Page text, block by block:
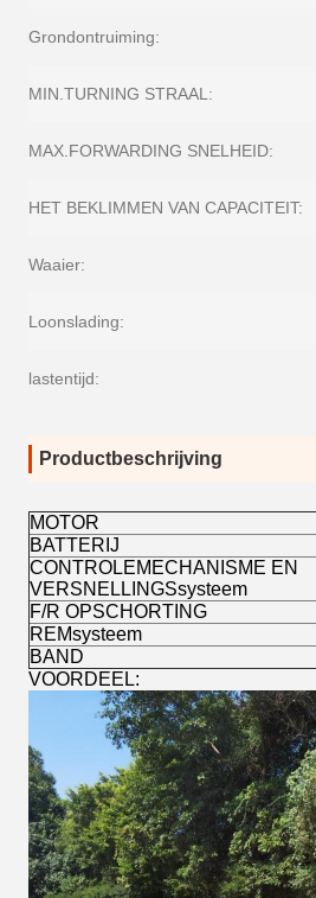
Grondontruiming:
MIN.TURNING STRAAL:
MAX.FORWARDING SNELHEID:
HET BEKLIMMEN VAN CAPACITEIT:
Waaier:
Loonslading:
lastentijd:
Productbeschrijving
MOTOR
BATTERIJ
CONTROLEMECHANISME EN
VERSNELLINGSsysteem
F/R OPSCHORTING
REMsysteem
BAND
VOORDEEL: